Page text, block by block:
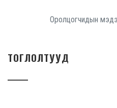
Оролцогчидын
ТОГЛОЛТУУД